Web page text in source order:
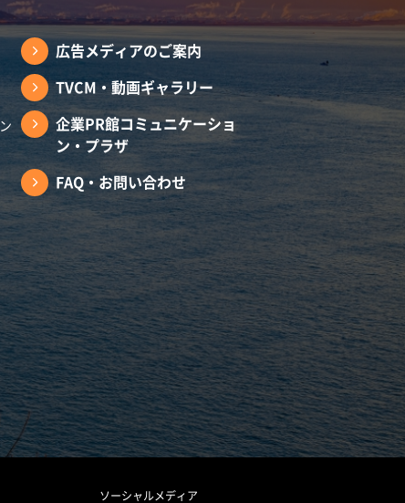
広告メディアのご案内
TVCM・動画ギャラリー
企業PR館コミュニケーショ
ン・プラザ
FAQ・お問い合わせ
ソーシャルメディア